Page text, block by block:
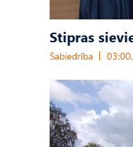
Stipras
Sabiedrība